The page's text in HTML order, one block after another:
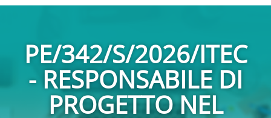
PE/342/S/2026/ITEC
- RESPONSABILE DI
PROGETTO NEL